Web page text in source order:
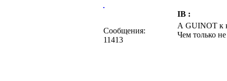
Сообщения:
11413
IB :
А GUINOT к
Чем только